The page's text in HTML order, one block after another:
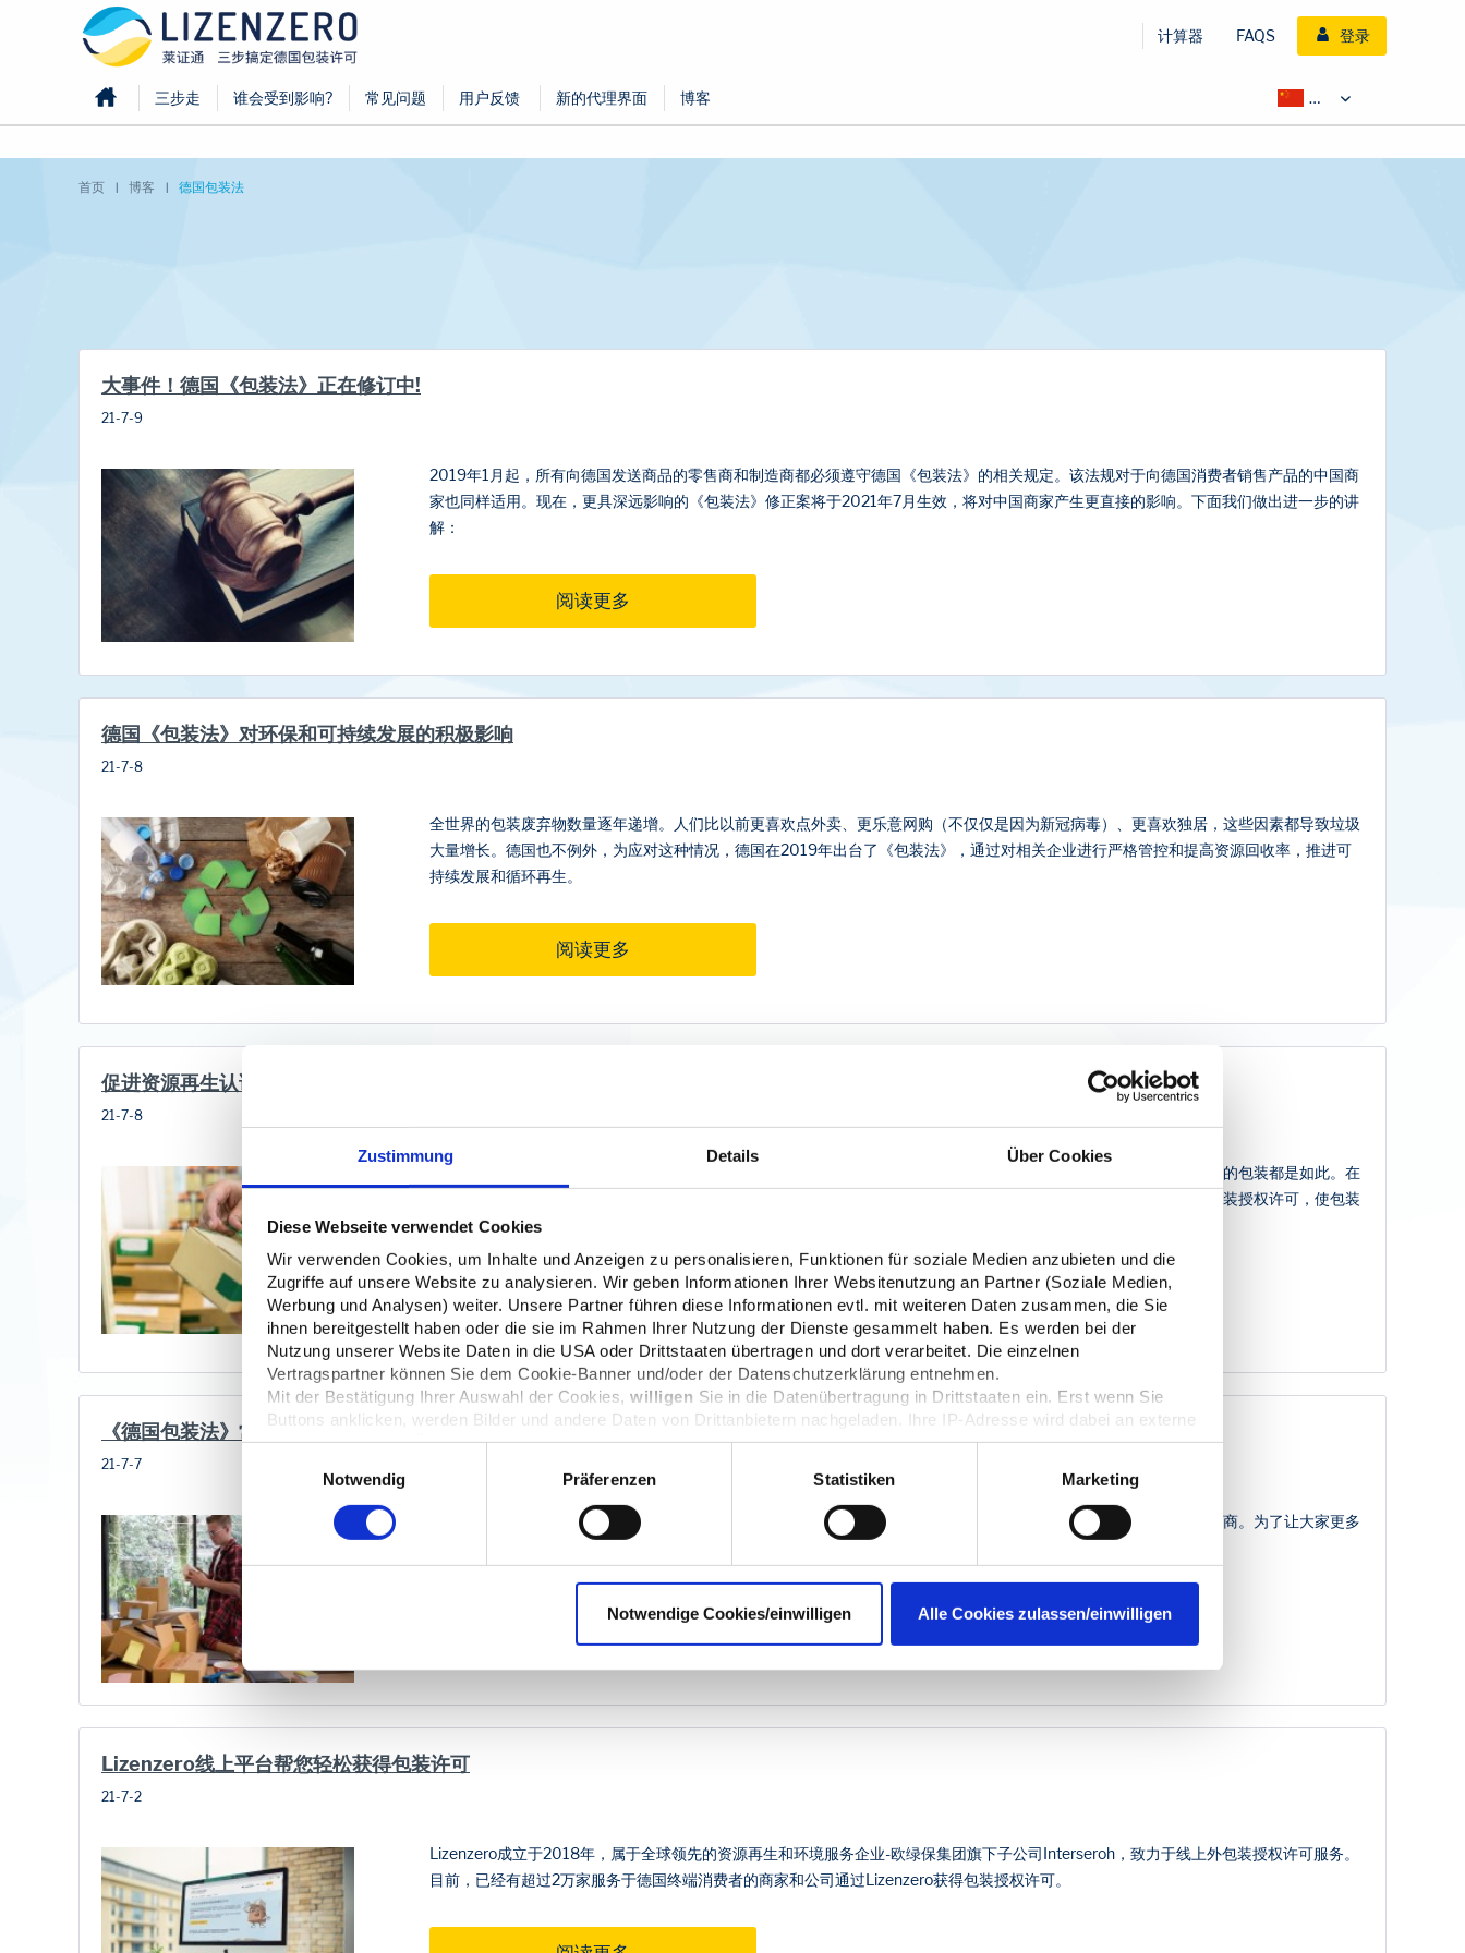
Zustimmung Details Über Cookies
Diese Webseite verwendet Cookies
Wir verwenden Cookies, um Inhalte und Anzeigen zu personalisieren, Funktionen für soziale Medien anzubieten und die
Zugriffe auf unsere Website zu analysieren. Wir geben Informationen Ihrer Websitenutzung an Partner (Soziale Medien,
Werbung und Analysen) weiter. Unsere Partner führen diese Informationen evtl. mit weiteren Daten zusammen, die Sie
ihnen bereitgestellt haben oder die sie im Rahmen Ihrer Nutzung der Dienste gesammelt haben. Es werden bei der
Nutzung unserer Website Daten in die USA oder Drittstaaten übertragen und dort verarbeitet. Die einzelnen
Vertragspartner können Sie dem Cookie-Banner und/oder der Datenschutzerklärung entnehmen.
Mit der Bestätigung Ihrer Auswahl der Cookies, willigen Sie in die Datenübertragung in Drittstaaten ein. Erst wenn Sie
Buttons anklicken, werden Bilder und andere Daten von Drittanbietern nachgeladen. Ihre IP-Adresse wird dabei an externe
Server übertragen. Über den Datenschutz dieser Anbieter können Sie sich auf deren Seiten informieren. Wir speichern
dazu erfahren Sie in unserer
Datenschutzerklärung
Notwendig
Präferenzen Statistiken Marketing
Notwendige Cookies/einwilligen Alle Cookies zulassen/einwilligen
计算器 FAQS 登录
Home 三步走 谁会受到影响? 常见问题 用户反馈 新的代理界面 博客
首页 博客 德国包装法
大事件！德国《包装法》正在修订中!
21-7-9
2019年1月起，所有向德国发送商品的零售商和制造商都必须遵守德国《包装法》的相关规定。该法规对于向德国消费者销售产品的中国商
家也同样适用。现在，更具深远影响的《包装法》修正案将于2021年7月生效，将对中国商家产生更直接的影响。下面我们做出进一步的讲
解：
阅读更多
德国《包装法》对环保和可持续发展的积极影响
21-7-8
全世界的包装废弃物数量逐年递增。人们比以前更喜欢点外卖、更乐意网购（不仅仅是因为新冠病毒）、更喜欢独居，这些因素都导致垃圾
大量增长。德国也不例外，为应对这种情况，德国在2019年出台了《包装法》，通过对相关企业进行严格管控和提高资源回收率，推进可
持续发展和循环再生。
阅读更多
促进资源再生认证，强化品牌发展
21-7-8
用户对产品的第一印象常常来源于外包装，它对打造良好品牌形象所起的作用不容忽视，无论是运输包装还是产品本身的包装都是如此。在
德国，产品包装认证标志发挥着不容忽视的作用，例如，资源再生认证标志可以证明企业按照包装法的规定获得了外包装授权许可，使包装
被回收处理，实现再利用。也让用户了解到，该企业注重可持续发展。
阅读更多
《德国包装法》常见问题答疑（一）
21-7-7
在上一篇文章中，我们介绍了《德国包装法》的基本内容，并说明了该法规同样适用于面向德国个人客户的中国跨境电商。为了让大家更多
阅读更多
Lizenzero线上平台帮您轻松获得包装许可
21-7-2
Lizenzero成立于2018年，属于全球领先的资源再生和环境服务企业-欧绿保集团旗下子公司Interseroh，致力于线上外包装授权许可服务。
目前，已经有超过2万家服务于德国终端消费者的商家和公司通过Lizenzero获得包装授权许可。